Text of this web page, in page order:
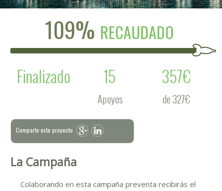
109% RECAUDADO
Finalizado
15
Apoyos
357€
de 327€
Comparte este proyecto
La Campaña
Colaborando en esta campaña preventa recibirás el